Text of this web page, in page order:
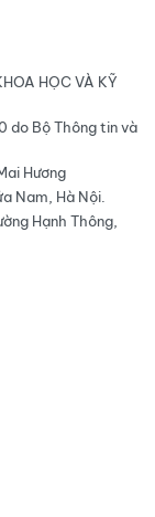
HỌC VÀ KỸ
do Bộ Thông tin và
Hương
Nam, Hà Nội.
Hạnh Thông,